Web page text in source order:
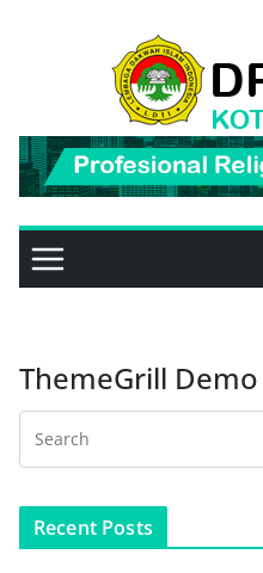
ThemeGrill
Recent Posts